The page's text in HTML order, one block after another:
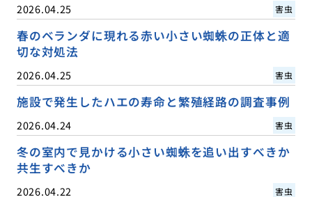
2026.04.25 害虫
春のベランダに現れる赤い小さい蜘蛛の正体と適
切な対処法
2026.04.25 害虫
施設で発生したハエの寿命と繁殖経路の調査事例
2026.04.24 害虫
冬の室内で見かける小さい蜘蛛を追い出すべきか
共生すべきか
2026.04.22 害虫